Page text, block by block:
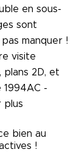
en sous-
sont
manquer !
visite
plans 2D, et
1994AC -
plus
bien au
!